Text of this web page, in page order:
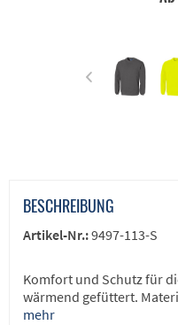
BESCHREIBUNG
Artikel-Nr.:9497-113-S
Komfort und Schutz für
wärmend gefüttert.
mehr